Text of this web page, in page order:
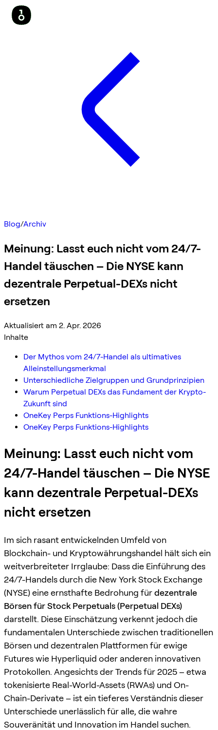
Blog/Archiv
Meinung: Lasst euch nicht vom 24/7-
Handel täuschen – Die NYSE kann
dezentrale Perpetual-DEXs nicht
ersetzen
Aktualisiert am 2. Apr. 2026
Inhalte
Der Mythos vom 24/7-Handel als ultimatives
Alleinstellungsmerkmal
Unterschiedliche Zielgruppen und Grundprinzipien
Warum Perpetual DEXs das Fundament der Krypto-
Zukunft sind
OneKey Perps Funktions-Highlights
OneKey Perps Funktions-Highlights
Meinung: Lasst euch nicht vom
24/7-Handel täuschen – Die NYSE
kann dezentrale Perpetual-DEXs
nicht ersetzen
Im sich rasant entwickelnden Umfeld von
Blockchain- und Kryptowährungshandel hält sich ein
weitverbreiteter Irrglaube: Dass die Einführung des
24/7-Handels durch die New York Stock Exchange
(NYSE) eine ernsthafte Bedrohung fürdezentrale
Börsen für Stock Perpetuals (Perpetual DEXs)
darstellt. Diese Einschätzung verkennt jedoch die
fundamentalen Unterschiede zwischen traditionellen
Börsen und dezentralen Plattformen für ewige
Futures wie Hyperliquid oder anderen innovativen
Protokollen. Angesichts der Trends für 2025 – etwa
tokenisierte Real-World-Assets (RWAs) und On-
Chain-Derivate – ist ein tieferes Verständnis dieser
Unterschiede unerlässlich für alle, die wahre
Souveränität und Innovation im Handel suchen.